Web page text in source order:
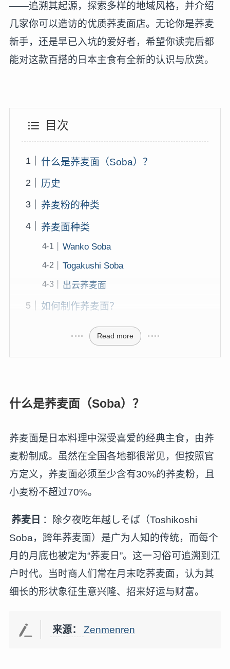
——追溯其起源，探索多样的地域风格，并介绍
几家你可以造访的优质荞麦面店。无论你是荞麦
新手，还是早已入坑的爱好者，希望你读完后都
能对这款百搭的日本主食有全新的认识与欣赏。
目次
什么是荞麦面（Soba）？
历史
荞麦粉的种类
荞麦面种类
Wanko Soba
Togakushi Soba
出云荞麦面
如何制作荞麦面？
Read more
什么是荞麦面（Soba）？
荞麦面是日本料理中深受喜爱的经典主食，由荞
麦粉制成。虽然在全国各地都很常见，但按照官
方定义，荞麦面必须至少含有30%的荞麦粉，且
小麦粉不超过70%。
荞麦日 ：除夕夜吃年越しそば（Toshikoshi
Soba，跨年荞麦面）是广为人知的传统，而每个
月的月底也被定为“荞麦日”。这一习俗可追溯到江
户时代。当时商人们常在月末吃荞麦面，认为其
细长的形状象征生意兴隆、招来好运与财富。
来源： Zenmenren